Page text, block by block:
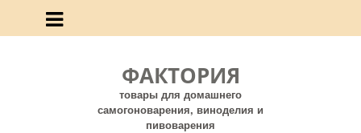
ФАКТОРИЯ
товары для домашнего
самогоноварения, виноделия и
пивоварения